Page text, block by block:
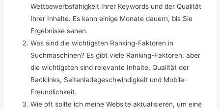
Wettbewerbsfähigkeit Ihrer Keywords und der Qualität
Ihrer Inhalte. Es kann einige Monate dauern, bis Sie
Ergebnisse sehen.
Was sind die wichtigsten Ranking-Faktoren in
Suchmaschinen? Es gibt viele Ranking-Faktoren, aber
die wichtigsten sind relevante Inhalte, Qualität der
Backlinks, Seitenladegeschwindigkeit und Mobile-
Freundlichkeit.
Wie oft sollte ich meine Website aktualisieren, um eine